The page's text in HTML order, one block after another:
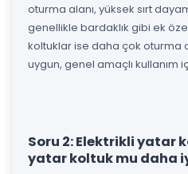
oturma alanı, yüksek sırt
genellikle bardaklık gibi ek
koltuklar ise daha çok oturma
uygun, genel amaçlı kullanım
Soru 2: Elektrikli yatar
yatar koltuk mu daha